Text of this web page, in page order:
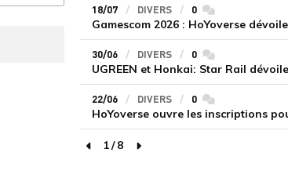
18/07 DIVERS 0commentaires
30/06 DIVERS 0commentaires
22/06 DIVERS 0commentaires
page précédente
1/8
page suivante